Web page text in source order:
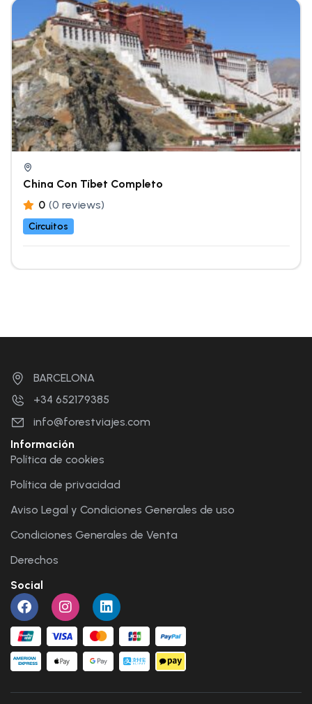
China Con Tíbet Completo
0 (0 reviews)
Circuitos
BARCELONA
+34 652179385
info@forestviajes.com
Información
Política de cookies
Política de privacidad
Aviso Legal y Condiciones Generales de uso
Condiciones Generales de Venta
Derechos
Social